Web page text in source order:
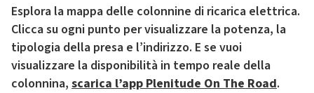
Esplora la mappa delle colonnine di ricarica elettrica.
Clicca su ogni punto per visualizzare la potenza, la
tipologia della presa e l’indirizzo. E se vuoi
visualizzare la disponibilità in tempo reale della
colonnina, scarica l’app Plenitude On The Road.